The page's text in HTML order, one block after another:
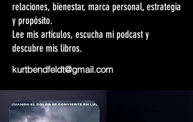
relaciones, bienestar, marca personal, estrategia
y propósito.
Lee mis artículos, escucha mi podcast y
descubre mis libros.
kurtbendfeldt@gmail.com